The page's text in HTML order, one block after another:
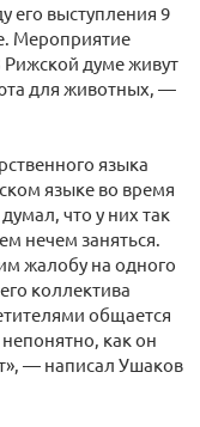
его выступления 9
Мероприятие
Рижской думе живут
для животных, —
языка
языке во время
что у них так
нечем заняться.
жалобу на одного
коллектива
общается
как он
— написал Ушаков